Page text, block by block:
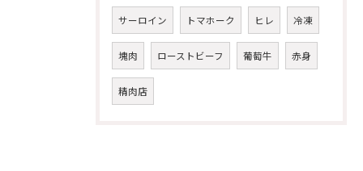
サーロイン トマホーク ヒレ 冷凍
塊肉 ローストビーフ 葡萄牛 赤身
精肉店